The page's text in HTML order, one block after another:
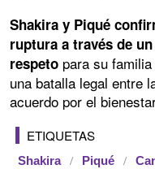
Shakira y Piqué
ruptura a través de
respeto para su
una batalla legal entre
acuerdo por el
ETIQUETAS
Shakira Piqué